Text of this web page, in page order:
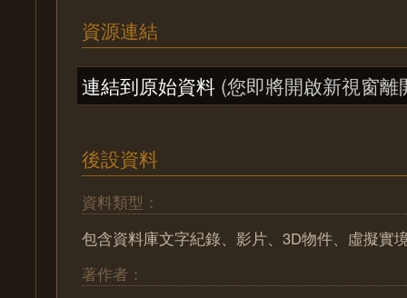
資源連結
連結到原始資料 (您即將開啟新視窗離
後設資料
資料類型：
包含資料庫文字紀錄、影片、3D物件、虛擬實
著作者：